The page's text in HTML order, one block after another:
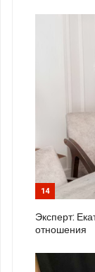
14
Эксперт:
отношения